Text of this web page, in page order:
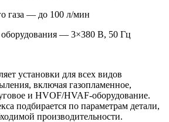
газа — до 100 л/мин
оборудования — 3×380 В, 50 Гц
установки для всех видов
включая газопламенное,
и HVOF/HVAF-оборудование.
подбирается по параметрам детали,
производительности.